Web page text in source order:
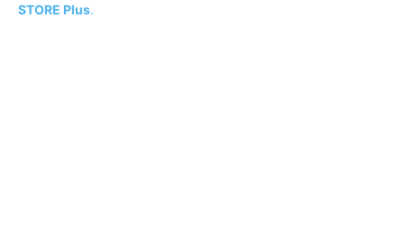
STORE Plus.